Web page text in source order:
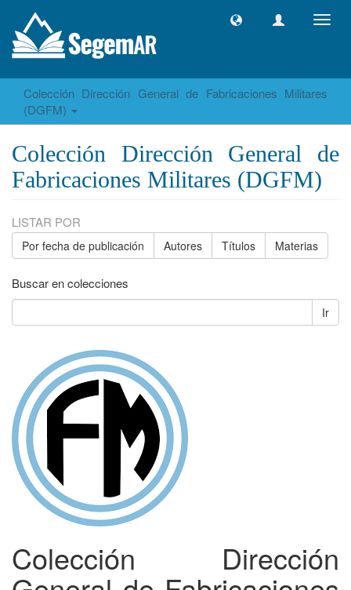
Colección Dirección General de Fabricaciones Militares
(DGFM)
Colección Dirección General de
Fabricaciones Militares (DGFM)
LISTAR POR
Por fecha de publicación Autores Títulos Materias
Buscar en colecciones
Ir
Colección Dirección